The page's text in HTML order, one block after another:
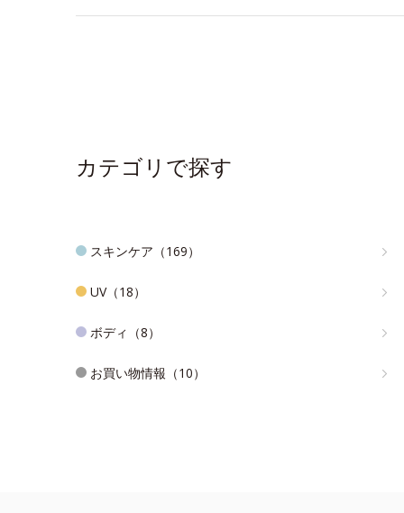
カテゴリで探す
スキンケア（169）
UV（18）
ボディ（8）
お買い物情報（10）